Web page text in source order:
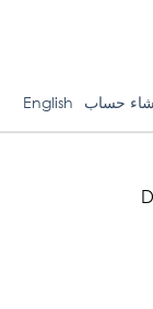
حساب English